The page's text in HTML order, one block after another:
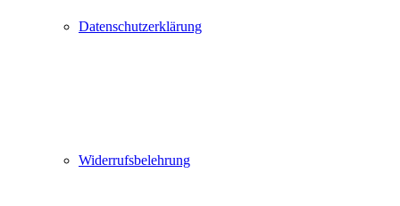
Datenschutzerklärung
Widerrufsbelehrung